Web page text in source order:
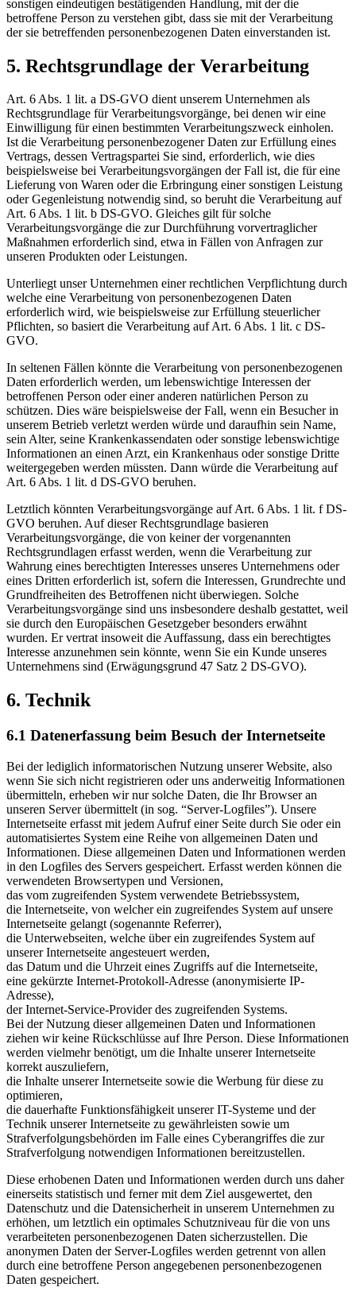
sonstigen eindeutigen bestätigenden Handlung, mit der die
betroffene Person zu verstehen gibt, dass sie mit der Verarbeitung
der sie betreffenden personenbezogenen Daten einverstanden ist.
5. Rechtsgrundlage der Verarbeitung
Art. 6 Abs. 1 lit. a DS-GVO dient unserem Unternehmen als
Rechtsgrundlage für Verarbeitungsvorgänge, bei denen wir eine
Einwilligung für einen bestimmten Verarbeitungszweck einholen.
Ist die Verarbeitung personenbezogener Daten zur Erfüllung eines
Vertrags, dessen Vertragspartei Sie sind, erforderlich, wie dies
beispielsweise bei Verarbeitungsvorgängen der Fall ist, die für eine
Lieferung von Waren oder die Erbringung einer sonstigen Leistung
oder Gegenleistung notwendig sind, so beruht die Verarbeitung auf
Art. 6 Abs. 1 lit. b DS-GVO. Gleiches gilt für solche
Verarbeitungsvorgänge die zur Durchführung vorvertraglicher
Maßnahmen erforderlich sind, etwa in Fällen von Anfragen zur
unseren Produkten oder Leistungen.
Unterliegt unser Unternehmen einer rechtlichen Verpflichtung durch
welche eine Verarbeitung von personenbezogenen Daten
erforderlich wird, wie beispielsweise zur Erfüllung steuerlicher
Pflichten, so basiert die Verarbeitung auf Art. 6 Abs. 1 lit. c DS-
GVO.
In seltenen Fällen könnte die Verarbeitung von personenbezogenen
Daten erforderlich werden, um lebenswichtige Interessen der
betroffenen Person oder einer anderen natürlichen Person zu
schützen. Dies wäre beispielsweise der Fall, wenn ein Besucher in
unserem Betrieb verletzt werden würde und daraufhin sein Name,
sein Alter, seine Krankenkassendaten oder sonstige lebenswichtige
Informationen an einen Arzt, ein Krankenhaus oder sonstige Dritte
weitergegeben werden müssten. Dann würde die Verarbeitung auf
Art. 6 Abs. 1 lit. d DS-GVO beruhen.
Letztlich könnten Verarbeitungsvorgänge auf Art. 6 Abs. 1 lit. f DS-
GVO beruhen. Auf dieser Rechtsgrundlage basieren
Verarbeitungsvorgänge, die von keiner der vorgenannten
Rechtsgrundlagen erfasst werden, wenn die Verarbeitung zur
Wahrung eines berechtigten Interesses unseres Unternehmens oder
eines Dritten erforderlich ist, sofern die Interessen, Grundrechte und
Grundfreiheiten des Betroffenen nicht überwiegen. Solche
Verarbeitungsvorgänge sind uns insbesondere deshalb gestattet, weil
sie durch den Europäischen Gesetzgeber besonders erwähnt
wurden. Er vertrat insoweit die Auffassung, dass ein berechtigtes
Interesse anzunehmen sein könnte, wenn Sie ein Kunde unseres
Unternehmens sind (Erwägungsgrund 47 Satz 2 DS-GVO).
6. Technik
6.1 Datenerfassung beim Besuch der Internetseite
Bei der lediglich informatorischen Nutzung unserer Website, also
wenn Sie sich nicht registrieren oder uns anderweitig Informationen
übermitteln, erheben wir nur solche Daten, die Ihr Browser an
unseren Server übermittelt (in sog. “Server-Logfiles”). Unsere
Internetseite erfasst mit jedem Aufruf einer Seite durch Sie oder ein
automatisiertes System eine Reihe von allgemeinen Daten und
Informationen. Diese allgemeinen Daten und Informationen werden
in den Logfiles des Servers gespeichert. Erfasst werden können die
verwendeten Browsertypen und Versionen,
das vom zugreifenden System verwendete Betriebssystem,
die Internetseite, von welcher ein zugreifendes System auf unsere
Internetseite gelangt (sogenannte Referrer),
die Unterwebseiten, welche über ein zugreifendes System auf
unserer Internetseite angesteuert werden,
das Datum und die Uhrzeit eines Zugriffs auf die Internetseite,
eine gekürzte Internet-Protokoll-Adresse (anonymisierte IP-
Adresse),
der Internet-Service-Provider des zugreifenden Systems.
Bei der Nutzung dieser allgemeinen Daten und Informationen
ziehen wir keine Rückschlüsse auf Ihre Person. Diese Informationen
werden vielmehr benötigt, um die Inhalte unserer Internetseite
korrekt auszuliefern,
die Inhalte unserer Internetseite sowie die Werbung für diese zu
optimieren,
die dauerhafte Funktionsfähigkeit unserer IT-Systeme und der
Technik unserer Internetseite zu gewährleisten sowie um
Strafverfolgungsbehörden im Falle eines Cyberangriffes die zur
Strafverfolgung notwendigen Informationen bereitzustellen.
Diese erhobenen Daten und Informationen werden durch uns daher
einerseits statistisch und ferner mit dem Ziel ausgewertet, den
Datenschutz und die Datensicherheit in unserem Unternehmen zu
erhöhen, um letztlich ein optimales Schutzniveau für die von uns
verarbeiteten personenbezogenen Daten sicherzustellen. Die
anonymen Daten der Server-Logfiles werden getrennt von allen
durch eine betroffene Person angegebenen personenbezogenen
Daten gespeichert.